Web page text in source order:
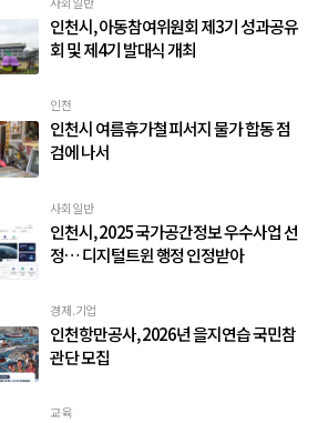
인천시, 아동참여위원회 제3기 성과공유
회 및 제4기 발대식 개최
인천
인천시 여름휴가철 피서지 물가 합동 점
검에 나서
사회일반
인천시, 2025 국가공간정보 우수사업 선
정… 디지털트윈 행정 인정받아
경제.기업
인천항만공사, 2026년 을지연습 국민참
관단 모집
교육